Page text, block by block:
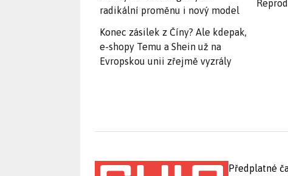
radikální proměnu i nový model
Konec zásilek z Číny? Ale kdepak,
e-shopy Temu a Shein už na
Evropskou unii zřejmě vyzrály
Předplatné